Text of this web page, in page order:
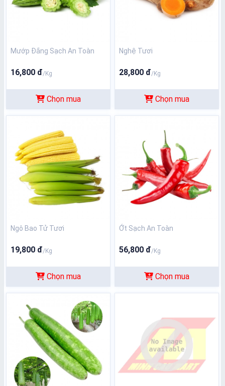
Mướp Đắng Sạch An Toàn
16,800 đ/Kg
Chọn mua
Nghệ Tươi
28,800 đ/Kg
Chọn mua
Ngô Bao Tử Tươi
19,800 đ/Kg
Chọn mua
Ớt Sạch An Toàn
56,800 đ/Kg
Chọn mua